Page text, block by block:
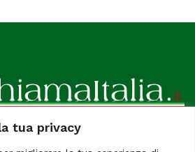
tua privacy